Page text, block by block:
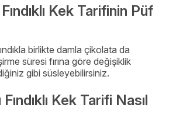
Kek Tarifinin Püf
birlikte damla çikolata da
süresi fırına göre değişiklik
gibi süsleyebilirsiniz.
Kek Tarifi Nasıl